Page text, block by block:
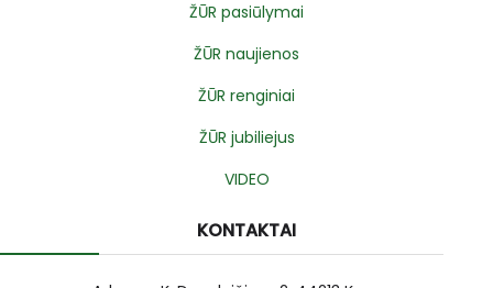
ŽŪR pasiūlymai
ŽŪR naujienos
ŽŪR renginiai
ŽŪR jubiliejus
VIDEO
KONTAKTAI